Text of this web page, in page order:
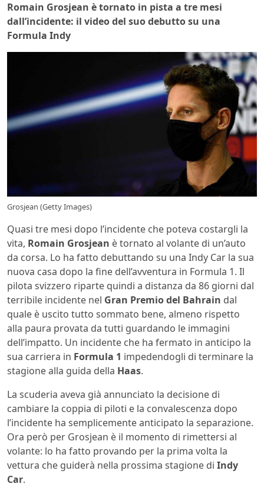
Romain Grosjean è tornato in pista a tre mesi
dall’incidente: il video del suo debutto su una
Formula Indy
Grosjean (Getty Images)
Quasi tre mesi dopo l’incidente che poteva costargli la
vita, Romain Grosjean è tornato al volante di un’auto
da corsa. Lo ha fatto debuttando su una Indy Car la sua
nuova casa dopo la fine dell’avventura in Formula 1. Il
pilota svizzero riparte quindi a distanza da 86 giorni dal
terribile incidente nel Gran Premio del Bahrain dal
quale è uscito tutto sommato bene, almeno rispetto
alla paura provata da tutti guardando le immagini
dell’impatto. Un incidente che ha fermato in anticipo la
sua carriera in Formula 1 impedendogli di terminare la
stagione alla guida della Haas.
La scuderia aveva già annunciato la decisione di
cambiare la coppia di piloti e la convalescenza dopo
l’incidente ha semplicemente anticipato la separazione.
Ora però per Grosjean è il momento di rimettersi al
volante: lo ha fatto provando per la prima volta la
vettura che guiderà nella prossima stagione di Indy
Car.